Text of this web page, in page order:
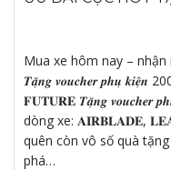
Mua xe hôm nay –
𝑻𝒂̣̆𝒏𝒈 𝒗𝒐𝒖𝒄𝒉𝒆𝒓 𝒑𝒉𝒖̣ 𝒌𝒊𝒆̣̂𝒏
𝐅𝐔𝐓𝐔𝐑𝐄 𝑻𝒂̣̆𝒏𝒈 𝒗𝒐𝒖𝒄𝒉𝒆𝒓
dòng xe: 𝐀𝐈𝐑𝐁𝐋𝐀𝐃𝐄,
quên còn vô số quà
phá…